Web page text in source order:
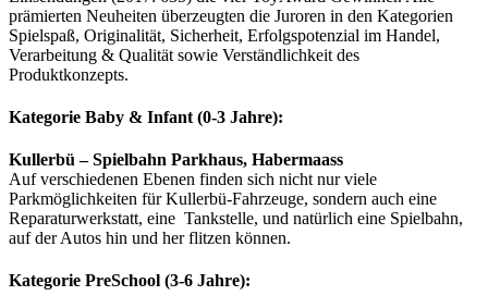
prämierten Neuheiten überzeugten die Juroren in den Kategorien
Spielspaß, Originalität, Sicherheit, Erfolgspotenzial im Handel,
Verarbeitung & Qualität sowie Verständlichkeit des
Produktkonzepts.
Kategorie Baby & Infant (0-3 Jahre):
Kullerbü – Spielbahn Parkhaus, Habermaass
Auf verschiedenen Ebenen finden sich nicht nur viele
Parkmöglichkeiten für Kullerbü-Fahrzeuge, sondern auch eine
Reparaturwerkstatt, eine Tankstelle, und natürlich eine Spielbahn,
auf der Autos hin und her flitzen können.
Kategorie PreSchool (3-6 Jahre):